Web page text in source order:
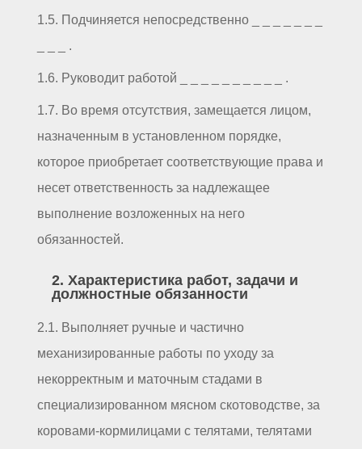
1.5. Подчиняется непосредственно _ _ _ _ _ _ _
_ _ _ .
1.6. Руководит работой _ _ _ _ _ _ _ _ _ _ .
1.7. Во время отсутствия, замещается лицом,
назначенным в установленном порядке,
которое приобретает соответствующие права и
несет ответственность за надлежащее
выполнение возложенных на него
обязанностей.
2. Характеристика работ, задачи и
должностные обязанности
2.1. Выполняет ручные и частично
механизированные работы по уходу за
некорректным и маточным стадами в
специализированном мясном скотоводстве, за
коровами-кормилицами с телятами, телятами